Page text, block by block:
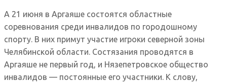
А 21 июня в Аргаяше состоятся областные
соревнования среди инвалидов по городошному
спорту. В них примут участие игроки северной зоны
Челябинской области. Состязания проводятся в
Аргаяше не первый год, и Нязепетровское общество
инвалидов — постоянные его участники. К слову,